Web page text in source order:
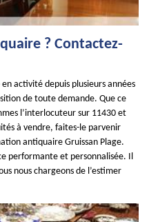
? Contactez-
activité depuis plusieurs années
de toute demande. Que ce
l’interlocuteur sur 11430 et
à vendre, faites-le parvenir
antiquaire Gruissan Plage.
performante et personnalisée. Il
nous chargeons de l’estimer